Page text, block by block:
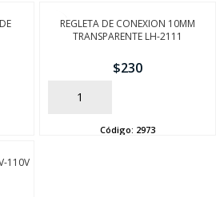
REGLETA DE CONEXION 10MM
TRANSPARENTE LH-2111
$230
AÑADIR
Código: 2973
110V